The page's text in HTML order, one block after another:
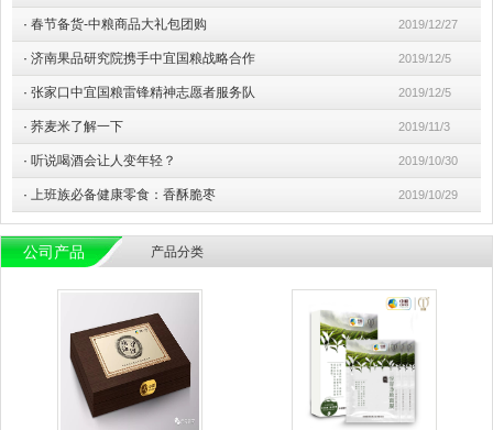
· 春节备货-中粮商品大礼包团购 2019/12/27
· 济南果品研究院携手中宜国粮战略合作 2019/12/5
· 张家口中宜国粮雷锋精神志愿者服务队 2019/12/5
· 荞麦米了解一下 2019/11/3
· 听说喝酒会让人变年轻？ 2019/10/30
· 上班族必备健康零食：香酥脆枣 2019/10/29
公司产品 产品分类